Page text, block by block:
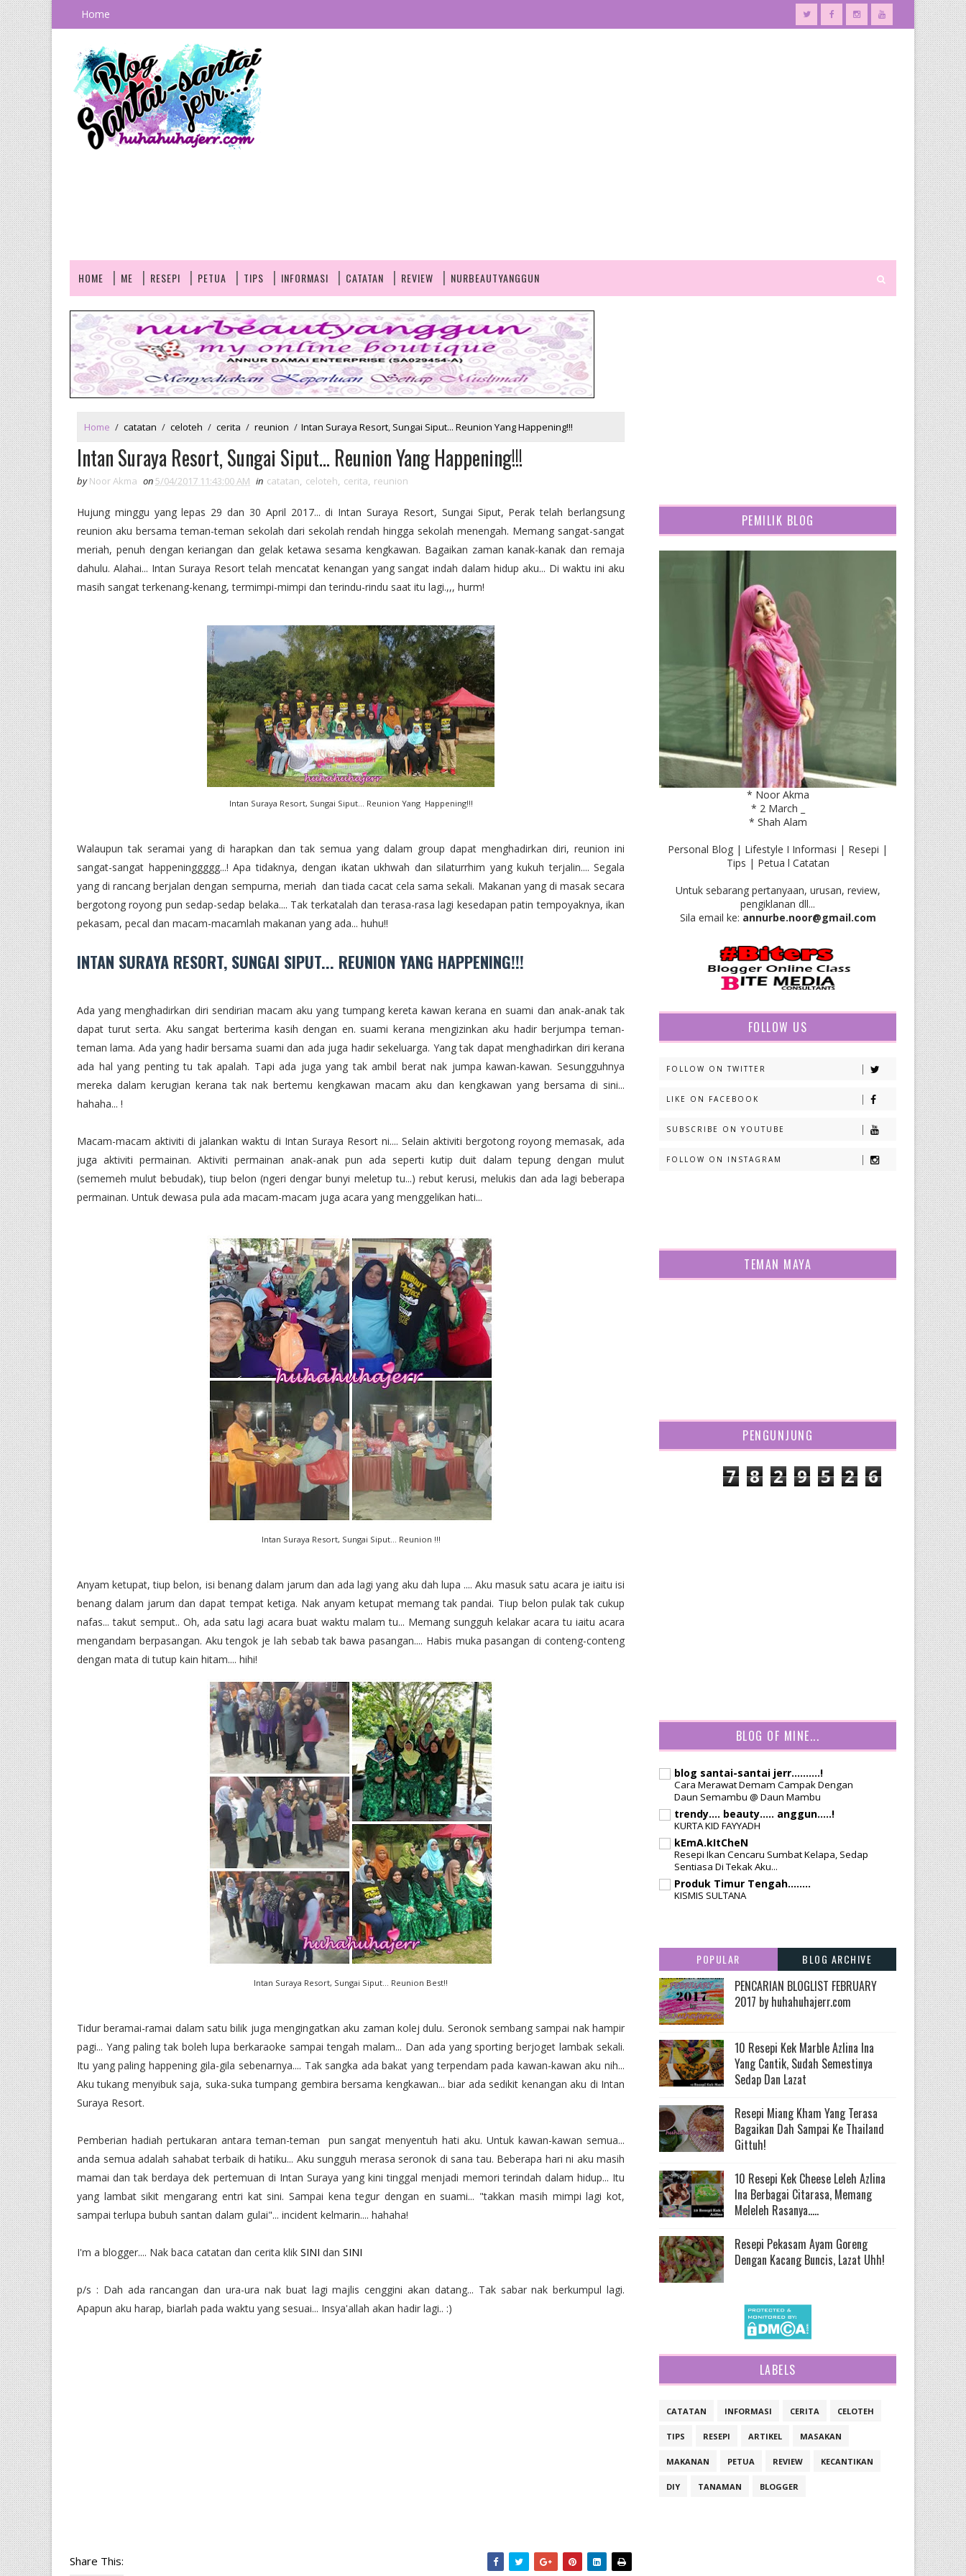
Home
HOME ME RESEPI PETUA TIPS INFORMASI CATATAN REVIEW NURBEAUTYANGGUN
Home / catatan / celoteh / cerita / reunion / Intan Suraya Resort, Sungai Siput... Reunion Yang Happening!!!
Intan Suraya Resort, Sungai Siput... Reunion Yang Happening!!!
by Noor Akma on 5/04/2017 11:43:00 AM in catatan, celoteh, cerita, reunion
Hujung minggu yang lepas 29 dan 30 April 2017... di Intan Suraya Resort, Sungai Siput, Perak telah berlangsung
reunion aku bersama teman-teman sekolah dari sekolah rendah hingga sekolah menengah. Memang sangat-sangat
meriah, penuh dengan keriangan dan gelak ketawa sesama kengkawan. Bagaikan zaman kanak-kanak dan remaja
dahulu. Alahai... Intan Suraya Resort telah mencatat kenangan yang sangat indah dalam hidup aku... Di waktu ini aku
masih sangat terkenang-kenang, termimpi-mimpi dan terindu-rindu saat itu lagi.,,, hurm!
Intan Suraya Resort, Sungai Siput... Reunion Yang Happening!!!
Walaupun tak seramai yang di harapkan dan tak semua yang dalam group dapat menghadirkan diri, reunion ini
sangat-sangat happeninggggg...! Apa tidaknya, dengan ikatan ukhwah dan silaturrhim yang kukuh terjalin.... Segala
yang di rancang berjalan dengan sempurna, meriah dan tiada cacat cela sama sekali. Makanan yang di masak secara
bergotong royong pun sedap-sedap belaka.... Tak terkatalah dan terasa-rasa lagi kesedapan patin tempoyaknya, ikan
pekasam, pecal dan macam-macamlah makanan yang ada... huhu!!
INTAN SURAYA RESORT, SUNGAI SIPUT... REUNION YANG HAPPENING!!!
Ada yang menghadirkan diri sendirian macam aku yang tumpang kereta kawan kerana en suami dan anak-anak tak
dapat turut serta. Aku sangat berterima kasih dengan en. suami kerana mengizinkan aku hadir berjumpa teman-
teman lama. Ada yang hadir bersama suami dan ada juga hadir sekeluarga. Yang tak dapat menghadirkan diri kerana
ada hal yang penting tu tak apalah. Tapi ada juga yang tak ambil berat nak jumpa kawan-kawan. Sesungguhnya
mereka dalam kerugian kerana tak nak bertemu kengkawan macam aku dan kengkawan yang bersama di sini...
hahaha... !
Macam-macam aktiviti di jalankan waktu di Intan Suraya Resort ni.... Selain aktiviti bergotong royong memasak, ada
juga aktiviti permainan. Aktiviti permainan anak-anak pun ada seperti kutip duit dalam tepung dengan mulut
(sememeh mulut bebudak), tiup belon (ngeri dengar bunyi meletup tu...) rebut kerusi, melukis dan ada lagi beberapa
permainan. Untuk dewasa pula ada macam-macam juga acara yang menggelikan hati...
Intan Suraya Resort, Sungai Siput... Reunion !!!
Anyam ketupat, tiup belon, isi benang dalam jarum dan ada lagi yang aku dah lupa .... Aku masuk satu acara je iaitu isi
benang dalam jarum dan dapat tempat ketiga. Nak anyam ketupat memang tak pandai. Tiup belon pulak tak cukup
nafas... takut semput.. Oh, ada satu lagi acara buat waktu malam tu... Memang sungguh kelakar acara tu iaitu acara
mengandam berpasangan. Aku tengok je lah sebab tak bawa pasangan.... Habis muka pasangan di conteng-conteng
dengan mata di tutup kain hitam.... hihi!
Intan Suraya Resort, Sungai Siput... Reunion Best!!
Tidur beramai-ramai dalam satu bilik juga mengingatkan aku zaman kolej dulu. Seronok sembang sampai nak hampir
pagi... Yang paling tak boleh lupa berkaraoke sampai tengah malam... Dan ada yang sporting berjoget lambak sekali.
Itu yang paling happening gila-gila sebenarnya.... Tak sangka ada bakat yang terpendam pada kawan-kawan aku nih...
Aku tukang menyibuk saja, suka-suka tumpang gembira bersama kengkawan... biar ada sedikit kenangan aku di Intan
Suraya Resort.
Pemberian hadiah pertukaran antara teman-teman pun sangat menyentuh hati aku. Untuk kawan-kawan semua...
anda semua adalah sahabat terbaik di hatiku... Aku sungguh merasa seronok di sana tau. Beberapa hari ni aku masih
mamai dan tak berdaya dek pertemuan di Intan Suraya yang kini tinggal menjadi memori terindah dalam hidup... Itu
yang lambat sikit mengarang entri kat sini. Sampai kena tegur dengan en suami... "takkan masih mimpi lagi kot,
sampai terlupa bubuh santan dalam gulai"... incident kelmarin.... hahaha!
I'm a blogger.... Nak baca catatan dan cerita klik SINI dan SINI
p/s : Dah ada rancangan dan ura-ura nak buat lagi majlis cenggini akan datang... Tak sabar nak berkumpul lagi.
Apapun aku harap, biarlah pada waktu yang sesuai... Insya'allah akan hadir lagi.. :)
Share This:
PEMILIK BLOG
* Noor Akma
* 2 March _
* Shah Alam
Personal Blog | Lifestyle I Informasi | Resepi |
Tips | Petua l Catatan
Untuk sebarang pertanyaan, urusan, review,
pengiklanan dll...
Sila email ke: annurbe.noor@gmail.com
FOLLOW US
FOLLOW ON TWITTER
LIKE ON FACEBOOK
SUBSCRIBE ON YOUTUBE
FOLLOW ON INSTAGRAM
TEMAN MAYA
PENGUNJUNG
7 8 2 9 5 2 6
BLOG OF MINE...
blog santai-santai jerr..........!
Cara Merawat Demam Campak Dengan
Daun Semambu @ Daun Mambu
trendy.... beauty..... anggun.....!
KURTA KID FAYYADH
kEmA.kItCheN
Resepi Ikan Cencaru Sumbat Kelapa, Sedap
Sentiasa Di Tekak Aku...
Produk Timur Tengah........
KISMIS SULTANA
POPULAR BLOG ARCHIVE
PENCARIAN BLOGLIST FEBRUARY
2017 by huhahuhajerr.com
10 Resepi Kek Marble Azlina Ina
Yang Cantik, Sudah Semestinya
Sedap Dan Lazat
Resepi Miang Kham Yang Terasa
Bagaikan Dah Sampai Ke Thailand
Gittuh!
10 Resepi Kek Cheese Leleh Azlina
Ina Berbagai Citarasa, Memang
Meleleh Rasanya.....
Resepi Pekasam Ayam Goreng
Dengan Kacang Buncis, Lazat Uhh!
LABELS
CATATAN INFORMASI CERITA CELOTEH
TIPS RESEPI ARTIKEL MASAKAN
MAKANAN PETUA REVIEW KECANTIKAN
DIY TANAMAN BLOGGER